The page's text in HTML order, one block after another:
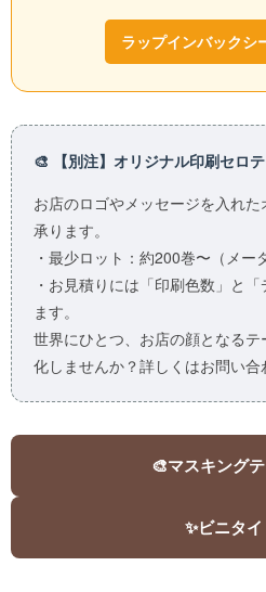
ラップインバックシ
🎨 【別注】オリジナル印刷セロ
お店のロゴやメッセージを入れ
承ります。
・最少ロット：約200巻〜（メー
・お見積りには「印刷色数」と
ます。
世界にひとつ、お店の顔となる
化しませんか？詳しくはお問い合
🎨マスキング
✨ビニタ